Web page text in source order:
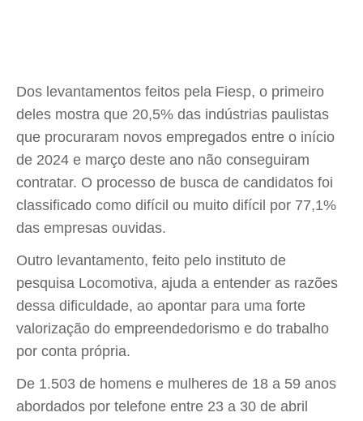
Dos levantamentos feitos pela Fiesp, o primeiro
deles mostra que 20,5% das indústrias paulistas
que procuraram novos empregados entre o início
de 2024 e março deste ano não conseguiram
contratar. O processo de busca de candidatos foi
classificado como difícil ou muito difícil por 77,1%
das empresas ouvidas.
Outro levantamento, feito pelo instituto de
pesquisa Locomotiva, ajuda a entender as razões
dessa dificuldade, ao apontar para uma forte
valorização do empreendedorismo e do trabalho
por conta própria.
De 1.503 de homens e mulheres de 18 a 59 anos
abordados por telefone entre 23 a 30 de abril